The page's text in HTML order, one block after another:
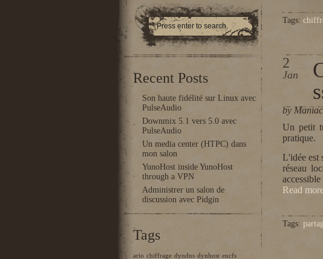
Recent Posts
Son haute fidélité sur Linux avec
PulseAudio
Downmix 5.1 vers 5.0 avec
PulseAudio
Un media center (HTPC) dans
mon salon
YunoHost inside YunoHost
through a VPN
Administrer un salon de
discussion avec Pidgin
Tags
ario chiffrage dyndns dynhost encfs
Tags:
2
Jan
by
Un petit
pratique.
L'idée est
réseau
Read
Tags: